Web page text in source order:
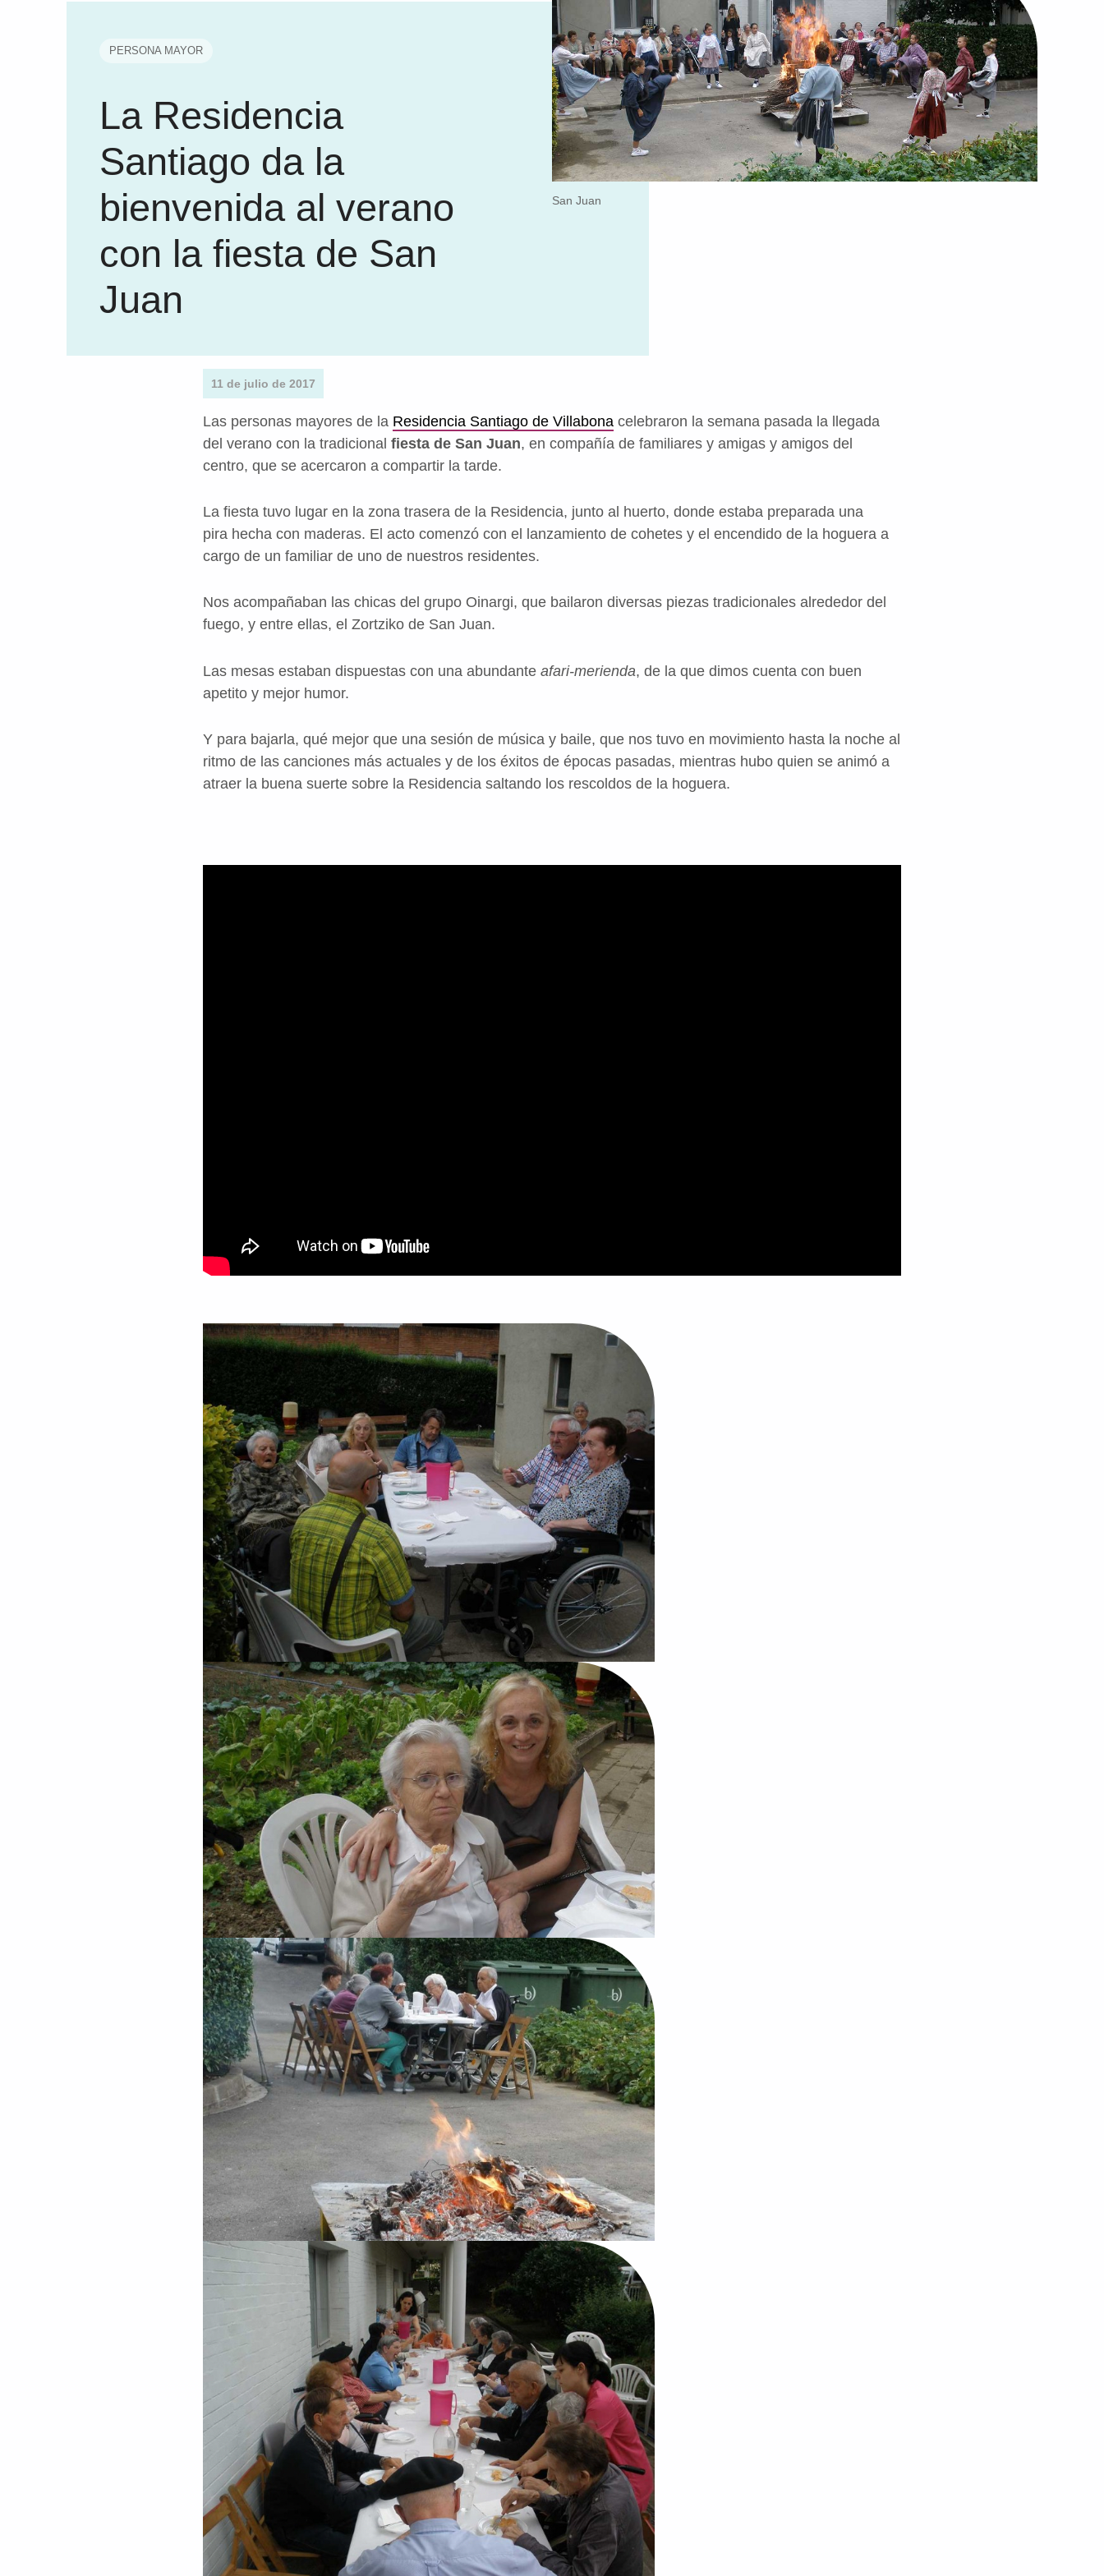
PERSONA MAYOR
La Residencia
Santiago da la
bienvenida al verano
con la fiesta de San
Juan
San Juan
11 de julio de 2017
Las personas mayores de la Residencia Santiago de Villabona celebraron la semana pasada la llegada
del verano con la tradicional fiesta de San Juan, en compañía de familiares y amigas y amigos del
centro, que se acercaron a compartir la tarde.
La fiesta tuvo lugar en la zona trasera de la Residencia, junto al huerto, donde estaba preparada una
pira hecha con maderas. El acto comenzó con el lanzamiento de cohetes y el encendido de la hoguera a
cargo de un familiar de uno de nuestros residentes.
Nos acompañaban las chicas del grupo Oinargi, que bailaron diversas piezas tradicionales alrededor del
fuego, y entre ellas, el Zortziko de San Juan.
Las mesas estaban dispuestas con una abundante afari-merienda, de la que dimos cuenta con buen
apetito y mejor humor.
Y para bajarla, qué mejor que una sesión de música y baile, que nos tuvo en movimiento hasta la noche al
ritmo de las canciones más actuales y de los éxitos de épocas pasadas, mientras hubo quien se animó a
atraer la buena suerte sobre la Residencia saltando los rescoldos de la hoguera.